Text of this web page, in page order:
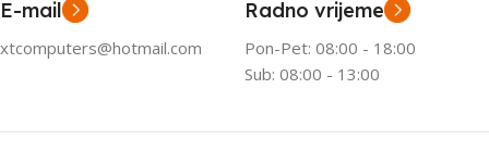
E-mail
xtcomputers@hotmail.com
Radno vrijeme
Pon-Pet: 08:00 - 18:00
Sub: 08:00 - 13:00